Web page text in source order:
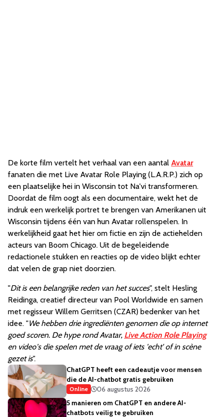
De korte film vertelt het verhaal van een aantal Avatar
fanaten die met Live Avatar Role Playing (L.A.R.P.) zich op
een plaatselijke hei in Wisconsin tot Na'vi transformeren.
Doordat de film oogt als een documentaire, wekt het de
indruk een werkelijk portret te brengen van Amerikanen uit
Wisconsin tijdens één van hun Avatar rollenspelen. In
werkelijkheid gaat het hier om fictie en zijn de actiehelden
acteurs van Boom Chicago. Uit de begeleidende
redactionele stukken en reacties op de video blijkt echter
dat velen de grap niet doorzien.
"Dit is een belangrijke reden van het succes", stelt Hesling
Reidinga, creatief directeur van Pool Worldwide en samen
met regisseur Willem Gerritsen (CZAR) bedenker van het
idee. "We hebben drie ingrediënten genomen die op internet
goed scoren. De hype rond Avatar, Live Action Role Playing
en video's die spelen met de vraag of iets 'echt' of in scène
gezet is".
ChatGPT heeft een cadeautje voor mensen
die de AI-chatbot gratis gebruiken
Online
06 augustus 2026
5 manieren om ChatGPT en andere AI-
chatbots veilig te gebruiken